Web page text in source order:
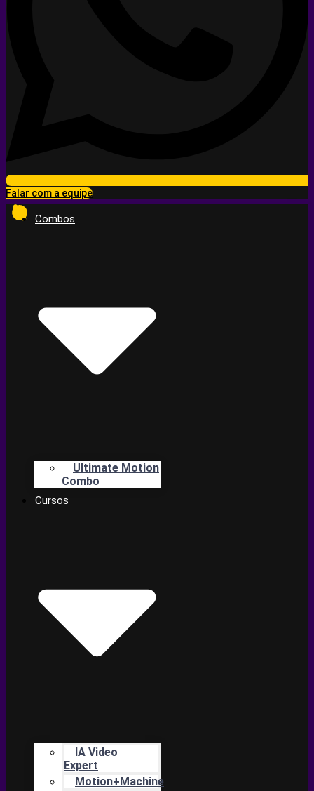
Falar com a equipe
Combos
Ultimate Motion
Combo
Cursos
IA Video
Expert
Motion+Machine